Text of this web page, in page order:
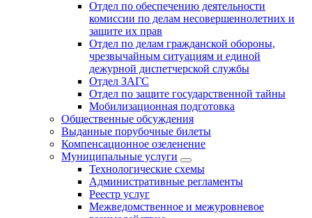
Отдел по обеспечению деятельности
комиссии по делам несовершеннолетних и
защите их прав
Отдел по делам гражданской обороны,
чрезвычайным ситуациям и единой
дежурной диспетчерской службы
Отдел ЗАГС
Отдел по защите государственной тайны
Мобилизационная подготовка
Общественные обсуждения
Выданные порубочные билеты
Компенсационное озеленение
Муниципальные услуги
Технологические схемы
Административные регламенты
Реестр услуг
Межведомственное и межуровневое